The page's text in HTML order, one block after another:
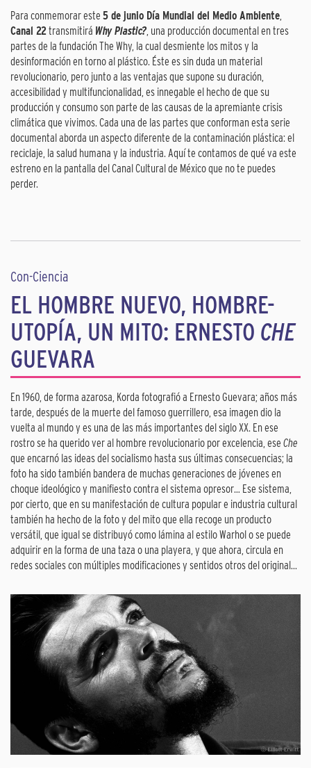
Para conmemorar este 5 de junio Día Mundial del Medio Ambiente,
Canal 22transmitirá Why Plastic?, una producción documental en tres
partes de la fundación The Why, la cual desmiente los mitos y la
desinformación en torno al plástico. Éste es sin duda un material
revolucionario, pero junto a las ventajas que supone su duración,
accesibilidad y multifuncionalidad, es innegable el hecho de que su
producción y consumo son parte de las causas de la apremiante crisis
climática que vivimos. Cada una de las partes que conforman esta serie
documental aborda un aspecto diferente de la contaminación plástica: el
reciclaje, la salud humana y la industria. Aquí te contamos de qué va este
estreno en la pantalla del Canal Cultural de México que no te puedes
perder.
Con-Ciencia
EL HOMBRE NUEVO, HOMBRE-
UTOPÍA, UN MITO: ERNESTO CHE
GUEVARA
En 1960, de forma azarosa, Korda fotografió a Ernesto Guevara; años más
tarde, después de la muerte del famoso guerrillero, esa imagen dio la
vuelta al mundo y es una de las más importantes del siglo XX. En ese
rostro se ha querido ver al hombre revolucionario por excelencia, ese Che
que encarnó las ideas del socialismo hasta sus últimas consecuencias; la
foto ha sido también bandera de muchas generaciones de jóvenes en
choque ideológico y manifiesto contra el sistema opresor… Ese sistema,
por cierto, que en su manifestación de cultura popular e industria cultural
también ha hecho de la foto y del mito que ella recoge un producto
versátil, que igual se distribuyó como lámina al estilo Warhol o se puede
adquirir en la forma de una taza o una playera, y que ahora, circula en
redes sociales con múltiples modificaciones y sentidos otros del original...